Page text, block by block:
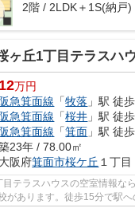
2階 / 2LDK＋1S(納戸)
ヶ丘1丁目テラスハ
12万円
阪急箕面線 「牧落 」駅 徒
阪急箕面線 「桜井 」駅 徒
阪急箕面線 「箕面 」駅 徒
23年 / 78.00㎡
大阪府箕面市桜ケ丘 １丁目
テラスハウスの空室情報な
があります。徒歩15分で駅へ
高いと評判...